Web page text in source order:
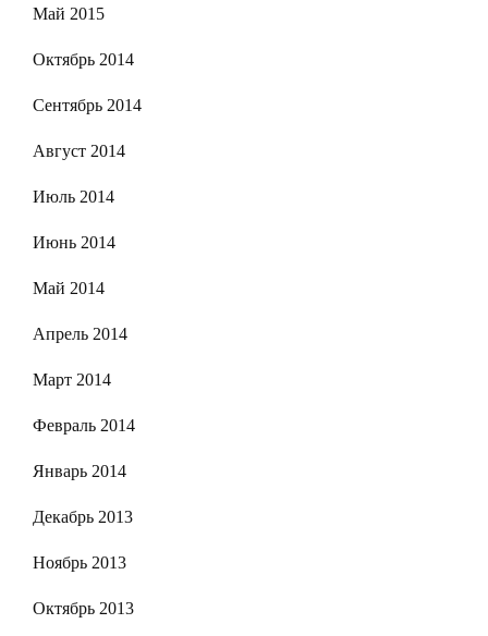
Май 2015
Октябрь 2014
Сентябрь 2014
Август 2014
Июль 2014
Июнь 2014
Май 2014
Апрель 2014
Март 2014
Февраль 2014
Январь 2014
Декабрь 2013
Ноябрь 2013
Октябрь 2013